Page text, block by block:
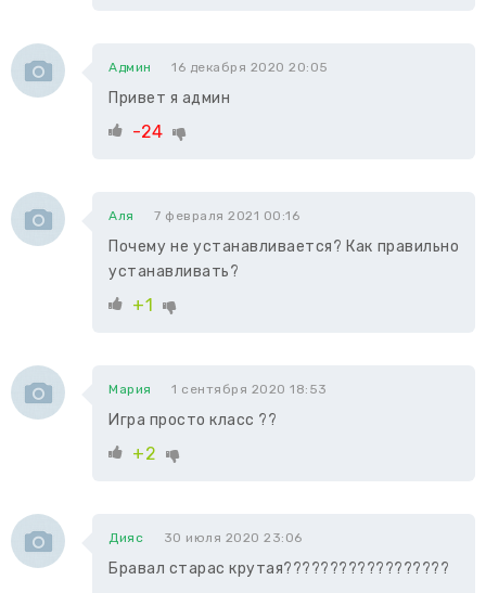
Админ 16 декабря 2020 20:05
Привет я админ
-24
Аля 7 февраля 2021 00:16
Почему не устанавливается? Как правильно
устанавливать?
+1
Мария 1 сентября 2020 18:53
Игра просто класс ??
+2
Дияс 30 июля 2020 23:06
Бравал старас крутая??????????????????